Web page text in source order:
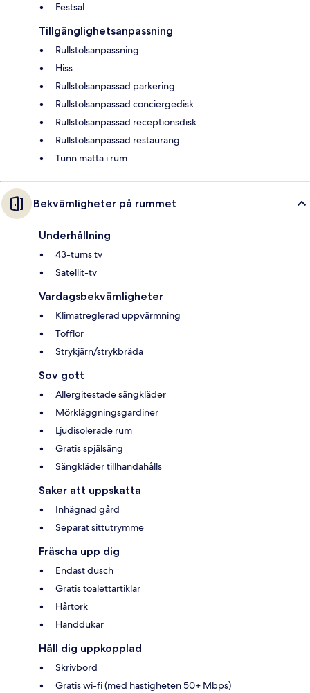
Festsal
Tillgänglighetsanpassning
Rullstolsanpassning
Hiss
Rullstolsanpassad parkering
Rullstolsanpassad conciergedisk
Rullstolsanpassad receptionsdisk
Rullstolsanpassad restaurang
Tunn matta i rum
Bekvämligheter på rummet
Underhållning
43-tums tv
Satellit-tv
Vardagsbekvämligheter
Klimatreglerad uppvärmning
Tofflor
Strykjärn/strykbräda
Sov gott
Allergitestade sängkläder
Mörkläggningsgardiner
Ljudisolerade rum
Gratis spjälsäng
Sängkläder tillhandahålls
Saker att uppskatta
Inhägnad gård
Separat sittutrymme
Fräscha upp dig
Endast dusch
Gratis toalettartiklar
Hårtork
Handdukar
Håll dig uppkopplad
Skrivbord
Gratis wi-fi (med hastigheten 50+ Mbps)